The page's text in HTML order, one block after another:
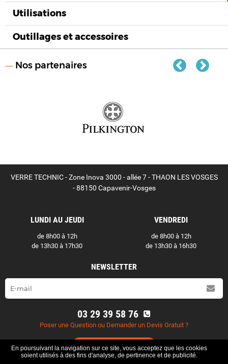
Utilisations
Outillages et accessoires
Nos partenaires
VERRE TECHNIC - Zone Inova 3000 - allée 7 - THAON LES VOSGES
- 88150 Capavenir-Vosges
LUNDI AU JEUDI
de 8h00 à 12h
de 13h30 à 17h30
VENDREDI
de 8h00 à 12h
de 13h30 à 16h30
NEWSLETTER
03 29 39 58 76
Poser une Question ou Demander un Devis Gratuit ?
Contactez-nous
En poursuivant la navigation sur ce site, vous acceptez que les cookies
soient utilisés à des fins d'analyse, de pertinence et de publicité.